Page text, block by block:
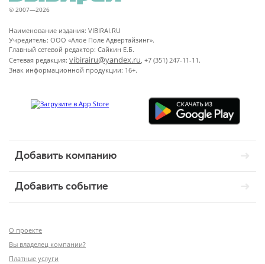
© 2007—2026
Наименование издания: VIBIRAI.RU
Учредитель: ООО «Алое Поле Адвертайзинг».
Главный сетевой редактор: Сайкин Е.Б.
Сетевая редакция: vibirairu@yandex.ru, +7 (351) 247-11-11.
Знак информационной продукции: 16+.
Добавить компанию
Добавить событие
О проекте
Вы владелец компании?
Платные услуги